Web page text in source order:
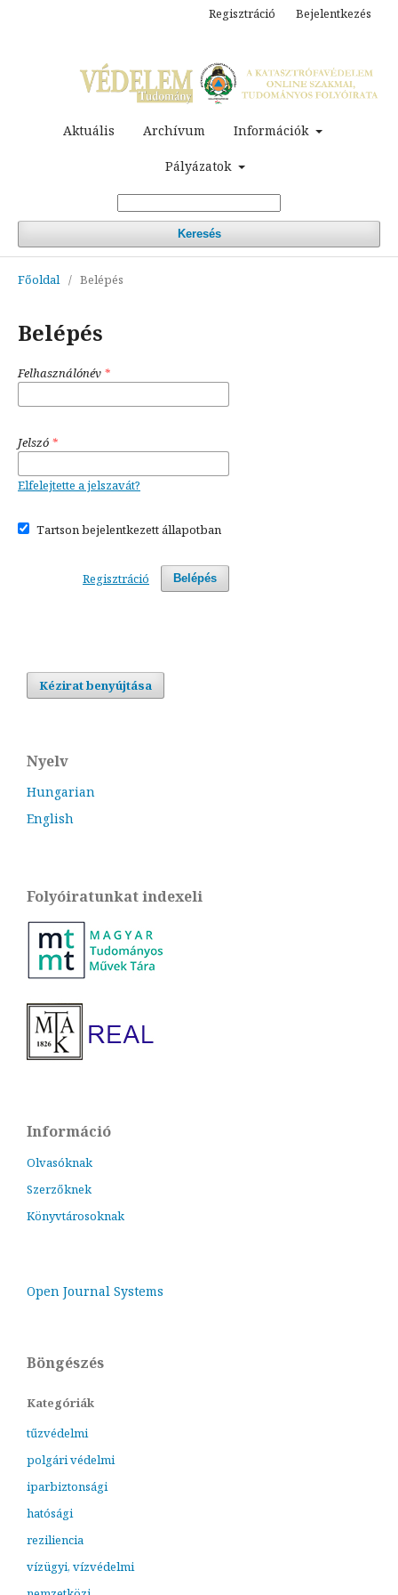
Aktuális Archívum Információk
Pályázatok
Keresés
Regisztráció Bejelentkezés
Főoldal / Belépés
Belépés
Felhasználónév *
Jelszó *
Elfelejtette a jelszavát?
Tartson bejelentkezett állapotban
Belépés
Regisztráció
Kézirat benyújtása
Nyelv
Hungarian
English
Folyóiratunkat indexeli
Információ
Olvasóknak
Szerzőknek
Könyvtárosoknak
Open Journal Systems
Böngészés
Kategóriák
tűzvédelmi
polgári védelmi
iparbiztonsági
hatósági
reziliencia
vízügyi, vízvédelmi